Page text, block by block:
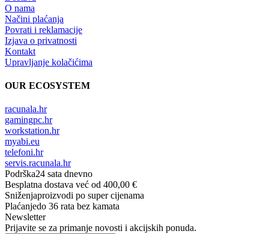
O nama
Načini plaćanja
Povrati i reklamacije
Izjava o privatnosti
Kontakt
Upravljanje kolačićima
OUR ECOSYSTEM
racunala.hr
gamingpc.hr
workstation.hr
myabi.eu
telefoni.hr
servis.racunala.hr
Podrška24 sata dnevno
Besplatna dostava već od 400,00 €
Sniženjaproizvodi po super cijenama
Plaćanjedo 36 rata bez kamata
Newsletter
Prijavite se za primanje novosti i akcijskih ponuda.